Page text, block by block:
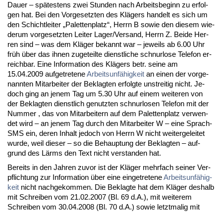
Dau­er – spätes­tens zwei St­un­den nach Ar­beits­be­ginn zu er­fol­
gen hat. Bei den Vor­ge­setz­ten des Klägers han­delt es sich um
den Schicht­lei­ter „Pa­let­ten­platz“, Herrn B so­wie den die­sem wie­
der­um vor­ge­setz­ten Lei­ter La­ger/Ver­sand, Herrn Z. Bei­de Her­
ren sind – was dem Kläger be­kannt war – je­weils ab 6.00 Uhr
früh über das ih­nen zu­ge­teil­te dienst­li­che schnur­lo­se Te­le­fon er­
reich­bar. Ei­ne In­for­ma­ti­on des Klägers betr. sei­ne am
15.04.2009 auf­ge­tre­te­neAr­beits­unfähig­keit an ei­nen der vor­ge­
nann­ten Mit­ar­bei­ter der Be­klag­ten er­folg­te un­strei­tig nicht. Je­
doch ging an je­nem Tag um 5.30 Uhr auf ei­nem wei­te­ren von
der Be­klag­ten dienst­lich ge­nutz­ten schnur­lo­sen Te­le­fon mit der
Num­mer , das von Mit­ar­bei­tern auf dem Pa­let­ten­platz ver­wen­
det wird – an je­nem Tag durch den Mit­ar­bei­ter W – ei­ne Sprach-
SMS ein, de­ren In­halt je­doch von Herrn W nicht wei­ter­ge­lei­tet
wur­de, weil die­ser – so die Be­haup­tung der Be­klag­ten – auf­
grund des Lärms den Text nicht ver­stan­den hat.
Be­reits in den Jah­ren zu­vor ist der Kläger mehr­fach sei­ner Ver­
pflich­tung zur In­for­ma­ti­on über ei­ne ein­ge­tre­te­neAr­beits­unfähig­
keit nicht nach­ge­kom­men. Die Be­klag­te hat dem Kläger des­halb
mit Schrei­ben vom 21.02.2007 (Bl. 69 d.A.), mit wei­te­rem
Schrei­ben vom 30.04.2008 (Bl. 70 d.A.) so­wie letzt­ma­lig mit